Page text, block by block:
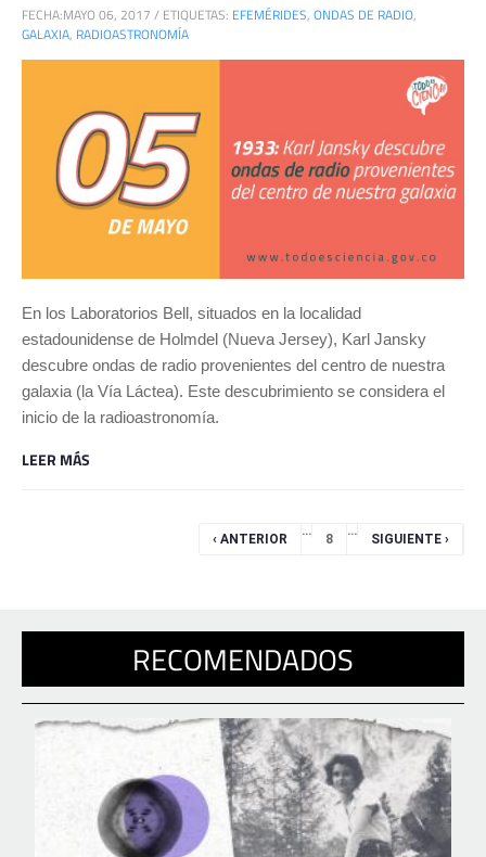
FECHA:MAYO 06, 2017 / ETIQUETAS: EFEMÉRIDES, ONDAS DE RADIO,
GALAXIA, RADIOASTRONOMÍA
En los Laboratorios Bell, situados en la localidad
estadounidense de Holmdel (Nueva Jersey), Karl Jansky
descubre ondas de radio provenientes del centro de nuestra
galaxia (la Vía Láctea). Este descubrimiento se considera el
inicio de la radioastronomía.
LEER MÁS
‹ ANTERIOR
…
8
…
SIGUIENTE ›
RECOMENDADOS